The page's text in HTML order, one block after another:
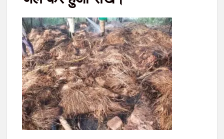
JPSC-JSSC छात्र आंदोलन को राहुल गांधी का समर्थन, शिक्षा व्यवस्था में
सुधार की उठाई मांग
AI डीपफेक पर सरकार की बड़ी सख्ती: 3 घंटे में हटाना होगा अवैध कंटेंट,
नियम तोड़ने पर सोशल मीडिया प्लेटफॉर्म्स पर होगी कार्रवाई